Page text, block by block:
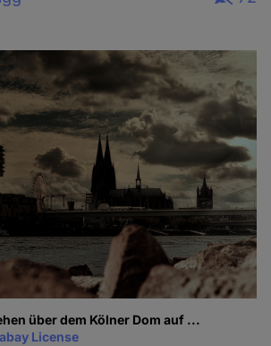
über dem Kölner Dom auf ...
License